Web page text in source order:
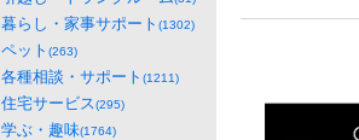
暮らし・家事サポート (1302)
ペット (263)
各種相談・サポート (1211)
住宅サービス(295)
学ぶ・趣味(1764)